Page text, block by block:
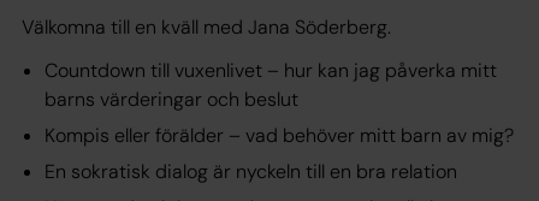
Välkomna till en kväll med Jana Söderberg.
Countdown till vuxenlivet – hur kan jag påverka mitt
barns värderingar och beslut
Kompis eller förälder – vad behöver mitt barn av mig?
En sokratisk dialog är nyckeln till en bra relation